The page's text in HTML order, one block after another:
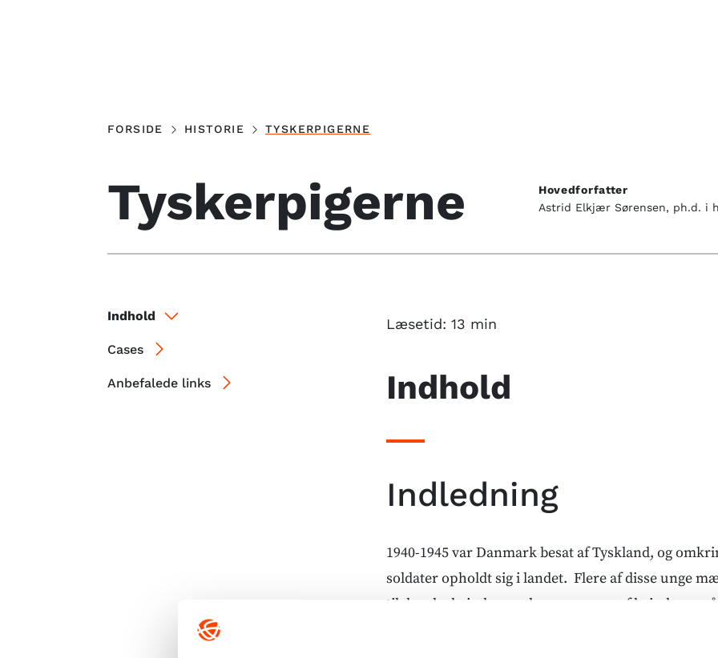
FORSIDE HISTORIE TYSKERPIGERNE
Tyskerpigerne
Hovedforfatter
Astrid Elkjær Sørensen, ph.d. i
Indhold
Cases
Anbefalede links
Læsetid: 13 min
Indhold
Indledning
1940-1945 var Danmark besat af Tyskland, og
soldater opholdt sig i landet. Flere af disse unge
til danske kvinder, og denne gruppe af kvinderne
betegnelsen tyskerpiger. Det vurderes at mindst